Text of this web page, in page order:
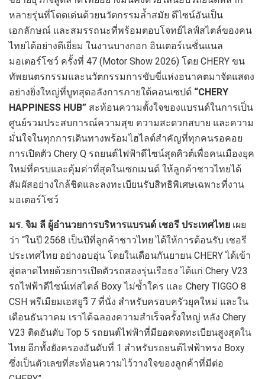
หลายรุ่นที่โดดเด่นด้วยนวัตกรรมล้ำสมัย ดีไซน์อันเป็น
เอกลักษณ์ และสมรรถนะที่พร้อมตอบโจทย์ไลฟ์สไตล์ของคน
ไทยได้อย่างดีเยี่ยม ในงานบางกอก อินเตอร์เนชั่นแนล
มอเตอร์โชว์ ครั้งที่ 47 (Motor Show 2026) โดย CHERY ขน
ทัพยนตรกรรมและนวัตกรรมการขับขี่แห่งอนาคตมาจัดแสดง
อย่างยิ่งใหญ่ที่บูทสุดอลังการภายใต้คอนเซปต์ “CHERY
HAPPINESS HUB” สะท้อนความตั้งใจของแบรนด์ในการเป็น
ศูนย์รวมประสบการณ์ความสุข ความสะดวกสบาย และความ
มั่นใจในทุกการเดินทางพร้อมไฮไลต์สำคัญที่ทุกคนรอคอย
การเปิดตัว Chery Q รถยนต์ไฟฟ้าดีไซน์สุดคิวต์เพื่อคนเมืองยุค
ใหม่ที่ครบและคุ้มค่าที่สุดในเซกเมนต์ ให้ลูกค้าชาวไทยได้
สัมผัสอย่างใกล้ชิดและลงทะเบียนรับสิทธิพิเศษเฉพาะที่งาน
มอเตอร์โชว์
มร. จิม ลี ผู้อำนวยการบริหารแบรนด์ เชอรี ประเทศไทย เผย
ว่า “ในปี 2568 เป็นปีที่ลูกค้าชาวไทย ได้ให้การต้อนรับ เชอรี
ประเทศไทย อย่างอบอุ่น โดยในเดือนกันยายน CHERY ได้เข้า
สู่ตลาดไทยด้วยการเปิดตัวรถสองรุ่นเรือธง ได้แก่ Chery V23
รถไฟฟ้าดีไซน์เท่สไตล์ Boxy ไม่ซ้ำใคร และ Chery TIGGO 8
CSH พรีเมียมเอสยูวี 7 ที่นั่ง สำหรับครอบครัวยุคใหม่ และใน
เดือนธันวาคม เราได้ฉลองความสำเร็จครั้งใหญ่ หลัง Chery
V23 ติดอันดับ Top 5 รถยนต์ไฟฟ้าที่มียอดจดทะเบียนสูงสุดใน
ไทย อีกทั้งยังครองอันดับที่ 1 สำหรับรถยนต์ไฟฟ้าทรง Boxy
ซึ่งเป็นตัวเลขที่สะท้อนความไว้วางใจของลูกค้าที่มีต่อ